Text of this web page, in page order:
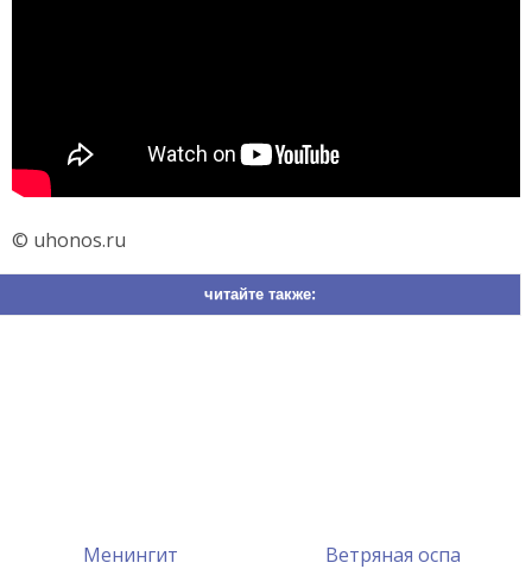
© uhonos.ru
читайте также:
Менингит Ветряная оспа